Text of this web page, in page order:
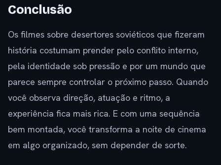
Conclusão
Os filmes sobre desertores soviéticos que fizeram
história costumam prender pelo conflito interno,
pela identidade sob pressão e por um mundo que
parece sempre controlar o próximo passo. Quando
você observa direção, atuação e ritmo, a
experiência fica mais rica. E com uma sequência
bem montada, você transforma a noite de cinema
em algo organizado, sem depender de sorte.